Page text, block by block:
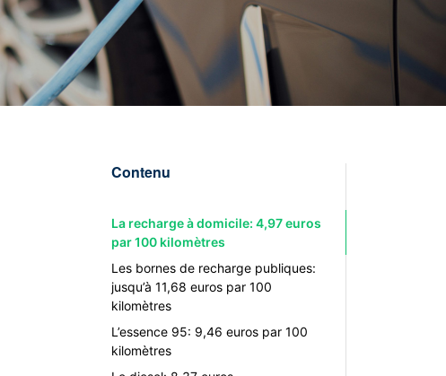
Contenu
La recharge à domicile: 4,97 euros
par 100 kilomètres
Les bornes de recharge publiques:
jusqu’à 11,68 euros par 100
kilomètres
L’essence 95: 9,46 euros par 100
kilomètres